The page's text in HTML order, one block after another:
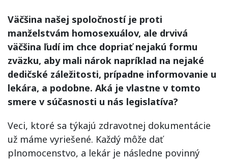
Väčšina našej spoločností je proti
manželstvám homosexuálov, ale drvivá
väčšina ľudí im chce dopriať nejakú formu
zväzku, aby mali nárok napríklad na nejaké
dedičské záležitosti, prípadne informovanie u
lekára, a podobne. Aká je vlastne v tomto
smere v súčasnosti u nás legislatíva?
Veci, ktoré sa týkajú zdravotnej dokumentácie
už máme vyriešené. Každý môže dať
plnomocenstvo, a lekár je následne povinný